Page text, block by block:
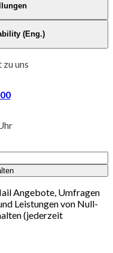
(Eng.)
uns
Angebote, Umfragen
Leistungen von Null-
(jederzeit